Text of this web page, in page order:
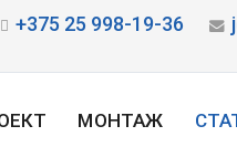
+375 25 998-19-36
МОНТАЖ